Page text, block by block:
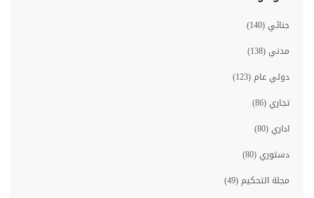
جنائي (140)
مدني (138)
دولي عام (123)
تجاري (86)
اداري (80)
دستوري (80)
مجلة التحكيم (49)